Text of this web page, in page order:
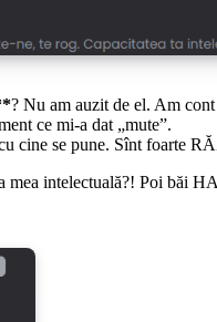
? Nu am auzit de el. Am
ce mi-a dat „mute”.
cine se pune. Sînt foarte
mea intelectuală?! Poi băi